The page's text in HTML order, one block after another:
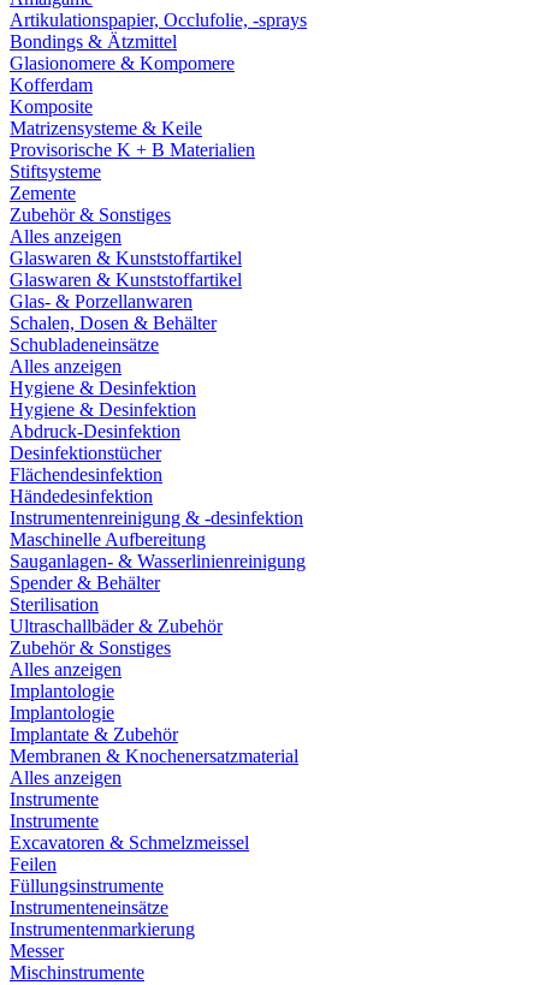
Artikulationspapier, Occlufolie, -sprays
Bondings & Ätzmittel
Glasionomere & Kompomere
Kofferdam
Komposite
Matrizensysteme & Keile
Provisorische K + B Materialien
Stiftsysteme
Zemente
Zubehör & Sonstiges
Alles anzeigen
Glaswaren & Kunststoffartikel
Glaswaren & Kunststoffartikel
Glas- & Porzellanwaren
Schalen, Dosen & Behälter
Schubladeneinsätze
Alles anzeigen
Hygiene & Desinfektion
Hygiene & Desinfektion
Abdruck-Desinfektion
Desinfektionstücher
Flächendesinfektion
Händedesinfektion
Instrumentenreinigung & -desinfektion
Maschinelle Aufbereitung
Sauganlagen- & Wasserlinienreinigung
Spender & Behälter
Sterilisation
Ultraschallbäder & Zubehör
Zubehör & Sonstiges
Alles anzeigen
Implantologie
Implantologie
Implantate & Zubehör
Membranen & Knochenersatzmaterial
Alles anzeigen
Instrumente
Instrumente
Excavatoren & Schmelzmeissel
Feilen
Füllungsinstrumente
Instrumenteneinsätze
Instrumentenmarkierung
Messer
Mischinstrumente